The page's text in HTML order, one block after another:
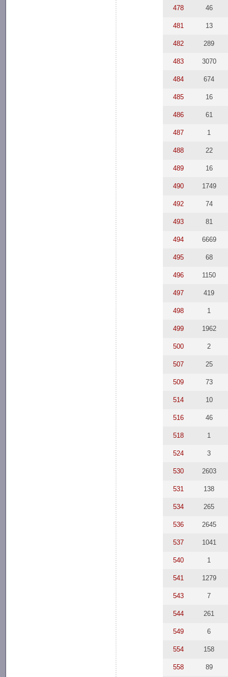
478 46
481 13
482 289
483 3070
484 674
485 16
486 61
487 1
488 22
489 16
490 1749
492 74
493 81
494 6669
495 68
496 1150
497 419
498 1
499 1962
500 2
507 25
509 73
514 10
516 46
518 1
524 3
530 2603
531 138
534 265
536 2645
537 1041
540 1
541 1279
543 7
544 261
549 6
554 158
558 89